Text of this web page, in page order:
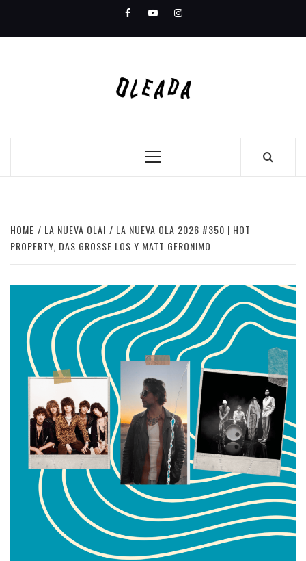
content
FacebookYoutubeInstagram
Primary
HOME LA NUEVA OLA!
LA NUEVA OLA 2026 #350 | HOT
PROPERTY, DAS GROSSE LOS Y MATT GERONIMO